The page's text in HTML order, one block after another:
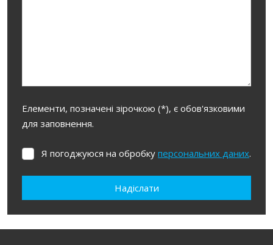
Елементи, позначені зірочкою (*), є обов'язковими
для заповнення.
на
даних.
Я погоджуюся на обробку персональних даних.
Надіслати
завантажити